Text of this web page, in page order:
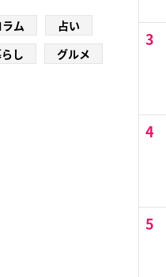
ラム
占い
し グルメ